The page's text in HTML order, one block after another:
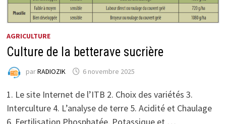
AGRICULTURE
Culture de la betterave sucrière
parRADIOZIK 6 novembre 2025
1. Le site Internet de l’ITB 2. Choix des variétés 3.
Interculture 4. L’analyse de terre 5. Acidité et Chaulage
6. Fertilisation Phosphatée, Potassique et …